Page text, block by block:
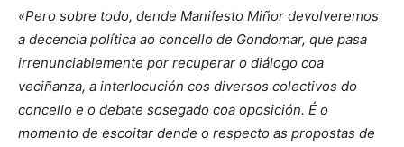
«Pero sobre todo, dende Manifesto Miñor devolveremos
a decencia política ao concello de Gondomar, que pasa
irrenunciablemente por recuperar o diálogo coa
veciñanza, a interlocución cos diversos colectivos do
concello e o debate sosegado coa oposición. É o
momento de escoitar dende o respecto as propostas de